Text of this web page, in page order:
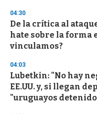
04:30
De la crítica al
hate sobre la forma
vinculamos?
04:03
Lubetkin: "No hay
EE.UU. y, si llegan
"uruguayos